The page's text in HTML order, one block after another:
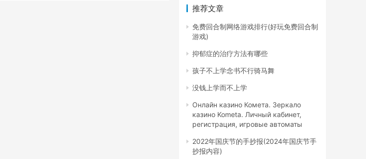
推荐文章
免费回合制网络游戏排行(好玩免费回合制
游戏)
抑郁症的治疗方法有哪些
孩子不上学念书不行骑马舞
没钱上学而不上学
Онлайн казино Комета. Зеркало
казино Kometa. Личный кабинет,
регистрация, игровые автоматы
2022年国庆节的手抄报(2024年国庆节手
抄报内容)